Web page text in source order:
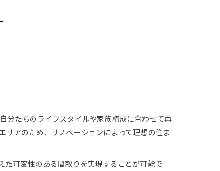
分たちのライフスタイルや家族構成に合わせて再
リアのため、リノベーションによって理想の住ま
た可変性のある間取りを実現することが可能で